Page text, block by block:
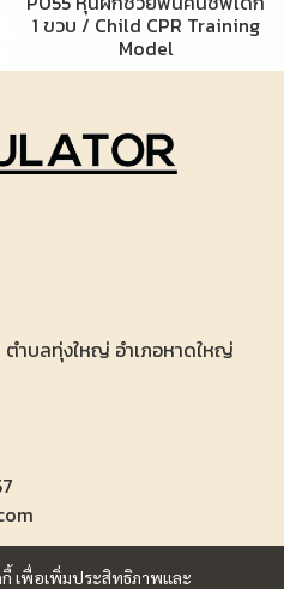
1 ขวบ / Child CPR Training
Model
กี้ เพื่อเพิ่มประสิทธิภาพและ
บลทุ่งใหญ่ อำเภอหาดใหญ่